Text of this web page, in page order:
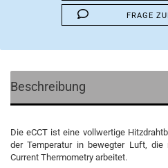
FRAGE
Beschreibung
Die eCCT ist eine vollwertige
der Temperatur in bewegter Luft,
Current Thermometry arbeitet.